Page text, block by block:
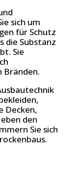
sich um
für Schutz
die Substanz
Sie
Bränden.
Decken,
den
Sie sich